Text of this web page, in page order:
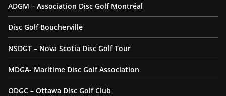
ADGM – Association Disc Golf Montréal
Disc Golf Boucherville
NSDGT – Nova Scotia Disc Golf Tour
MDGA- Maritime Disc Golf Association
ODGC – Ottawa Disc Golf Club